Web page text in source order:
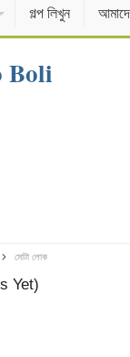
গল্প লিখুন
Boli
মোটা লোক
Yet)